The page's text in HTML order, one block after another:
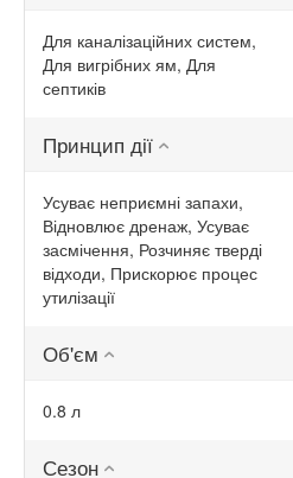
Для каналізаційних систем,
Для вигрібних ям, Для
септиків
Принцип дії
Усуває неприємні запахи,
Відновлює дренаж, Усуває
засмічення, Розчиняє тверді
відходи, Прискорює процес
утилізації
Об'єм
0.8 л
Сезон